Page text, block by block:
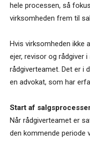
hele processen, så
virksomheden frem til
Hvis virksomheden ikke
ejer, revisor og rådgiver
rådgiverteamet. Det er i
en advokat, som har
Start af
Når rådgiverteamet er
den kommende periode